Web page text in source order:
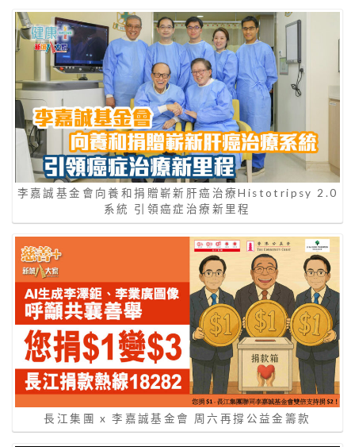
李嘉誠基金會向養和捐贈嶄新肝癌治療Histotripsy 2.0
系統 引領癌症治療新里程
長江集團 x 李嘉誠基金會 周六再撐公益金籌款